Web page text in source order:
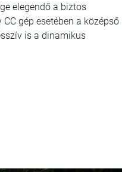
elegendő a biztos
CC gép esetében a középső
is a dinamikus